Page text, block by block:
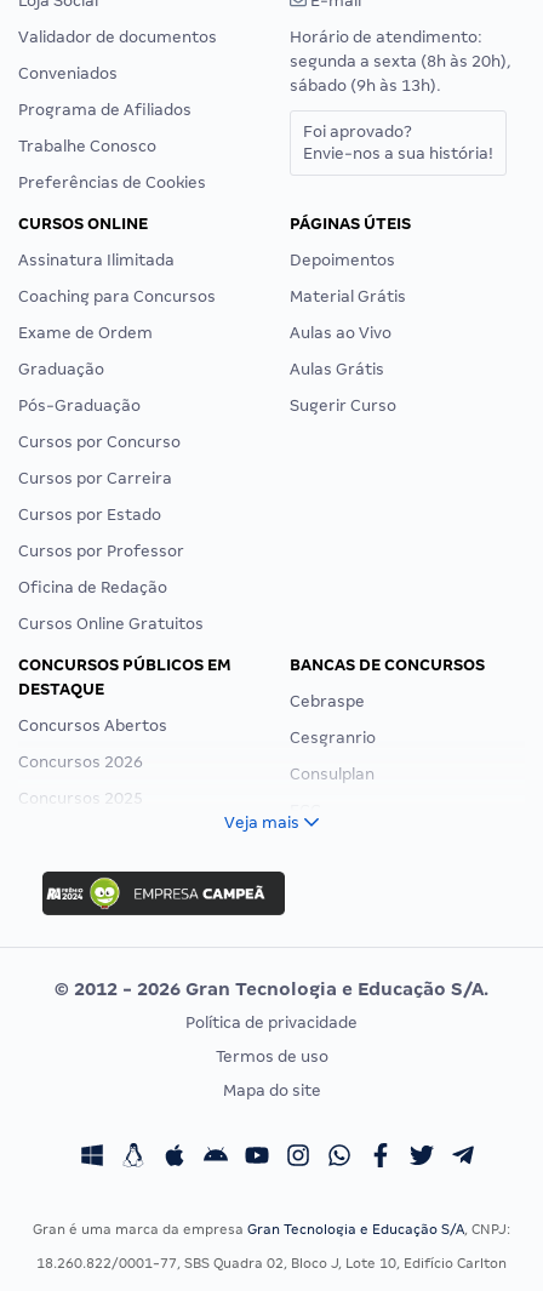
Validador de documentos
Conveniados
Programa de Afiliados
Trabalhe Conosco
Preferências de Cookies
Horário de atendimento:
segunda a sexta (8h às 20h),
sábado (9h às 13h).
Foi aprovado?
Envie-nos a sua história!
CURSOS ONLINE
Assinatura Ilimitada
Coaching para Concursos
Exame de Ordem
Graduação
Pós-Graduação
Cursos por Concurso
Cursos por Carreira
Cursos por Estado
Cursos por Professor
Oficina de Redação
Cursos Online Gratuitos
PÁGINAS ÚTEIS
Depoimentos
Material Grátis
Aulas ao Vivo
Aulas Grátis
Sugerir Curso
CONCURSOS PÚBLICOS EM
DESTAQUE
Concursos Abertos
Concursos 2026
Concursos 2025
Concurso Ibama
Concurso MPU
Editais publicados
BANCAS DE CONCURSOS
Cebraspe
Cesgranrio
Consulplan
Vunesp
CONCURSOS POR PROFISSÃO
Concursos Fiscais
EXAME DE ORDEM
Calendário OAB
Veja mais
© 2012 - 2026 Gran Tecnologia e Educação S/A.
Política de privacidade
Termos de uso
Mapa do site
Gran é uma marca da empresa Gran Tecnologia e Educação S/A, CNPJ:
18.260.822/0001-77, SBS Quadra 02, Bloco J, Lote 10, Edifício Carlton